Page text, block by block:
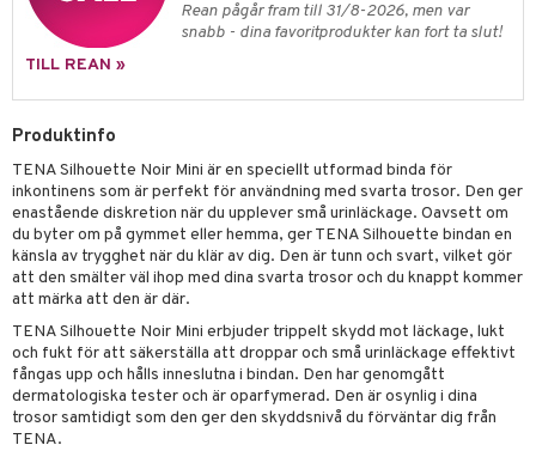
Rean pågår fram till 31/8-2026, men var
snabb - dina favoritprodukter kan fort ta slut!
TILL REAN »
Produktinfo
TENA Silhouette Noir Mini är en speciellt utformad binda för
inkontinens som är perfekt för användning med svarta trosor. Den ger
enastående diskretion när du upplever små urinläckage. Oavsett om
du byter om på gymmet eller hemma, ger TENA Silhouette bindan en
känsla av trygghet när du klär av dig. Den är tunn och svart, vilket gör
att den smälter väl ihop med dina svarta trosor och du knappt kommer
att märka att den är där.
TENA Silhouette Noir Mini erbjuder trippelt skydd mot läckage, lukt
och fukt för att säkerställa att droppar och små urinläckage effektivt
fångas upp och hålls inneslutna i bindan. Den har genomgått
dermatologiska tester och är oparfymerad. Den är osynlig i dina
trosor samtidigt som den ger den skyddsnivå du förväntar dig från
TENA.
& Stickor
& 6
Oro
Sårvård
Stick
Tejp
& Ägglossning
& Artros
& Mineraler
K
svar